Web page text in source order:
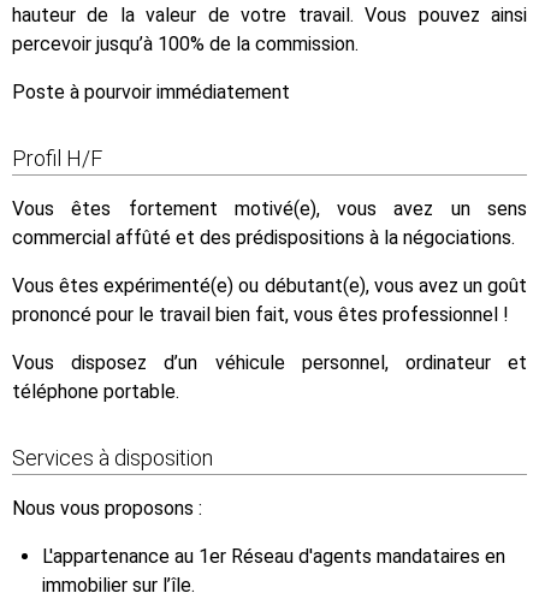
hauteur de la valeur de votre travail. Vous pouvez ainsi
percevoir jusqu’à 100% de la commission.
Poste à pourvoir immédiatement
Profil H/F
Vous êtes fortement motivé(e), vous avez un sens
commercial affûté et des prédispositions à la négociations.
Vous êtes expérimenté(e) ou débutant(e), vous avez un goût
prononcé pour le travail bien fait, vous êtes professionnel !
Vous disposez d’un véhicule personnel, ordinateur et
téléphone portable.
Services à disposition
Nous vous proposons :
L'appartenance au 1er Réseau d'agents mandataires en
immobilier sur l’île.